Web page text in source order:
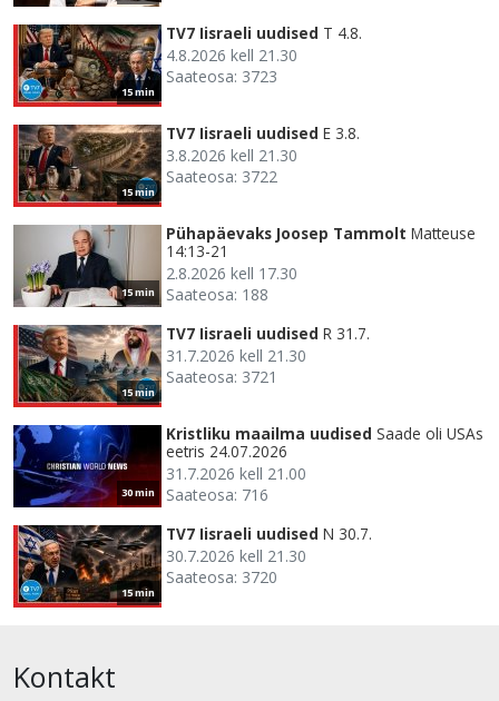
15 min
TV7 Iisraeli uudised T 4.8.
4.8.2026 kell 21.30
Saateosa: 3723
15 min
TV7 Iisraeli uudised E 3.8.
3.8.2026 kell 21.30
Saateosa: 3722
15 min
Pühapäevaks Joosep Tammolt Matteuse
14:13-21
2.8.2026 kell 17.30
Saateosa: 188
15 min
TV7 Iisraeli uudised R 31.7.
31.7.2026 kell 21.30
Saateosa: 3721
30 min
Kristliku maailma uudised Saade oli USAs
eetris 24.07.2026
31.7.2026 kell 21.00
Saateosa: 716
15 min
TV7 Iisraeli uudised N 30.7.
30.7.2026 kell 21.30
Saateosa: 3720
Kontakt